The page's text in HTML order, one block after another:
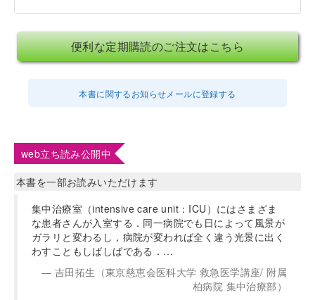
便利な定期購読のご注文はこちら
本書に関するお知らせメールに登録する
web立ち読み公開中
本書を一部お読みいただけます
集中治療室（intensive care unit：ICU）にはさまざま
な患者さんが入室する．同一病院でも日によって風景が
ガラリと変わるし，病院が変われば全く違う光景に出く
わすこともしばしばである．…
吉田拓生（東京慈恵会医科大学 救急医学講座/ 附属
柏病院 集中治療部）